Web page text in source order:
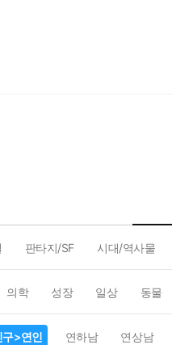
판타지/SF 시대/역사물
의학 성장 일상 동물
구>연인 연하남 연상남